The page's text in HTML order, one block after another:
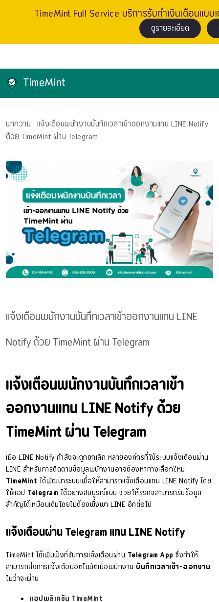
TimeMint Full Service บริการรับทำเงินเดือนแบ
ดูรายละเอียด
TimeMint
บทความ : แจ้งเตือนพนักงานบันทึกเวลาเข้าออกงานแทน LINE Notify
ด้วย TimeMint ผ่าน Telegram
แจ้งเตือนพนักงานบันทึกเวลาเข้าออกงานแทน LINE
Notify ด้วย TimeMint ผ่าน Telegram
แจ้งเตือนพนักงานบันทึกเวลาเข้า
ออกงานแทน LINE Notify ด้วย
TimeMint ผ่าน Telegram
เมื่อ LINE Notify กำลังจะถูกยกเลิก หลายองค์กรที่ใช้ระบบแจ้งเตือนผ่าน
LINE สำหรับการติดตามข้อมูลพนักงานอาจต้องหาทางเลือกใหม่
TimeMint ได้พัฒนาระบบเพื่อให้สามารถแจ้งเตือนแทน LINE Notify โดย
ใช้แอป Telegram ได้อย่างสมบูรณ์แบบ ช่วยให้ธุรกิจสามารถรับข้อมูล
สำคัญได้เหมือนเดิมโดยไม่ต้องพึ่งพา LINE อีกต่อไป
แจ้งเตือนผ่าน Telegram แทน LINE Notify
TimeMint ได้เพิ่มฟังก์ชันการแจ้งเตือนผ่าน Telegram App ซึ่งทำให้
สามารถส่งการแจ้งเตือนอัตโนมัติเมื่อพนักงาน บันทึกเวลาเข้า-ออกงาน
ไม่ว่าจะผ่าน
แอปพลิเคชัน TimeMint